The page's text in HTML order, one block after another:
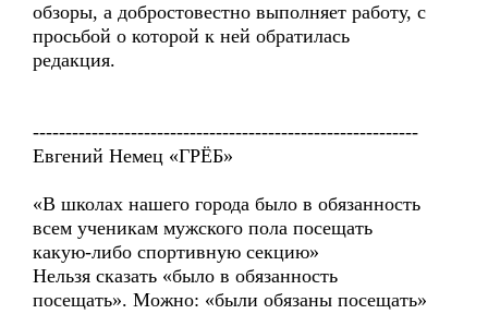
обзоры, а добростовестно выполняет работу, с
просьбой о которой к ней обратилась
редакция.
-----------------------------------------------------------
Евгений Немец «ГРЁБ»
«В школах нашего города было в обязанность
всем ученикам мужского пола посещать
какую-либо спортивную секцию»
Нельзя сказать «было в обязанность
посещать». Можно: «были обязаны посещать»